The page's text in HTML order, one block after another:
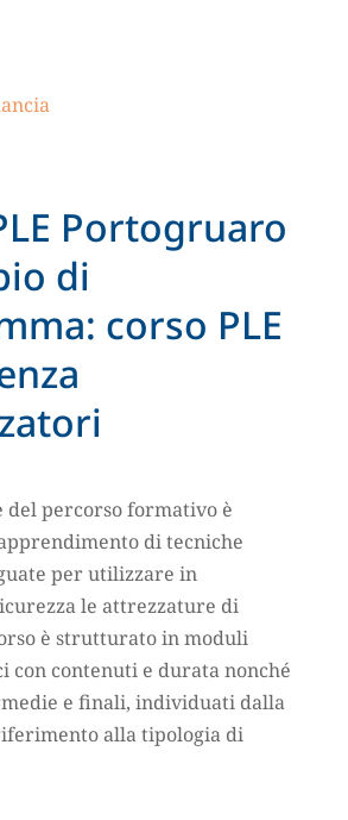
Portogruaro
di
corso PLE
del percorso formativo è
di tecniche
per utilizzare in
le attrezzature di
è strutturato in moduli
con contenuti e durata nonché
e finali, individuati dalla
alla tipologia di